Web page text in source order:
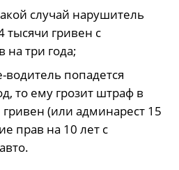
случай нарушитель
тысячи гривен с
три года;
водитель попадется
то ему грозит штраф в
(или админарест 15
прав на 10 лет с